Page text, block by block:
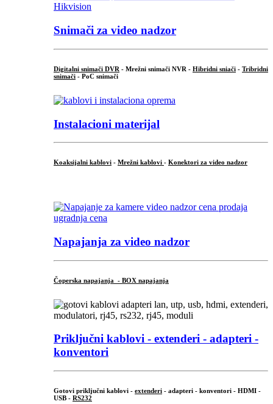
Snimači za video nadzor
Digitalni snimači DVR - Mrežni snimači NVR - Hibridni sniači - Tribridni
snimači - PoC snimači
Instalacioni materijal
Koaksijalni kablovi - Mrežni kablovi - Konektori za video nadzor
Napajanja za video nadzor
Čoperska napajanja - BOX napajanja
Priključni kablovi - extenderi - adapteri -
konventori
Gotovi priključni kablovi - extenderi - adapteri - konventori - HDMI -
USB - RS232